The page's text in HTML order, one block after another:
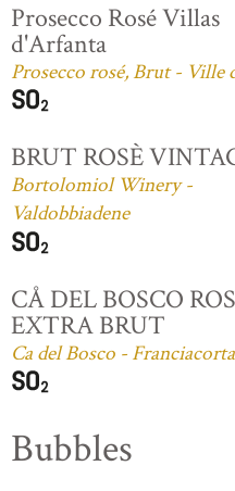
Prosecco Rosé Villas
d'Arfanta
Prosecco rosé, Brut - Ville
BRUT ROSÈ
Bortolomiol Winery -
Valdobbiadene
CÅ DEL BOSCO
EXTRA BRUT
Ca del Bosco - Franciacorta
Bubbles